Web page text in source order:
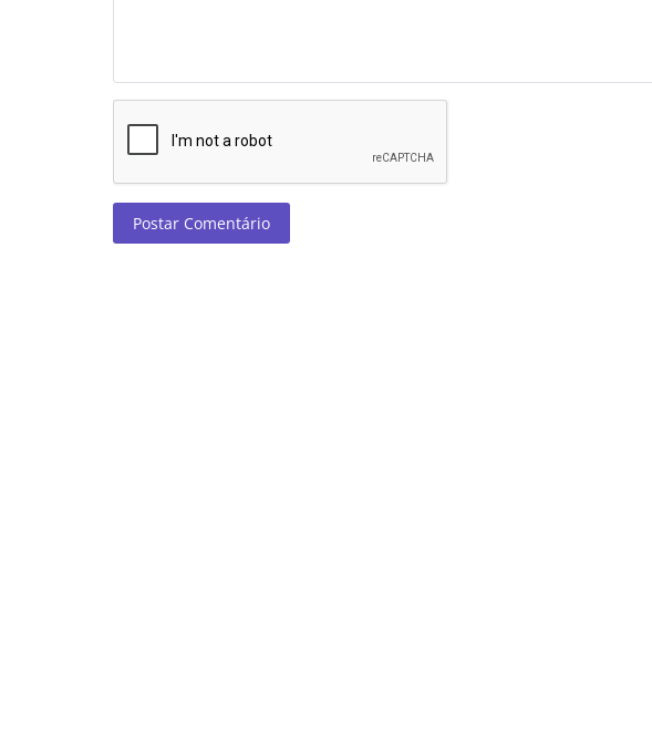
Postar Comentário